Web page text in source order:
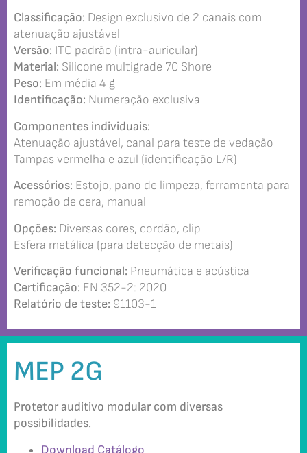
Classificação: Design exclusivo de 2 canais com
atenuação ajustável
Versão: ITC padrão (intra-auricular)
Material: Silicone multigrade 70 Shore
Peso: Em média 4 g
Identificação: Numeração exclusiva
Componentes individuais:
Atenuação ajustável, canal para teste de vedação
Tampas vermelha e azul (identificação L/R)
Acessórios: Estojo, pano de limpeza, ferramenta para
remoção de cera, manual
Opções: Diversas cores, cordão, clip
Esfera metálica (para detecção de metais)
Verificação funcional: Pneumática e acústica
Certificação: EN 352-2: 2020
Relatório de teste: 91103-1
MEP 2G
Protetor auditivo modular com diversas
possibilidades.
Download Catálogo